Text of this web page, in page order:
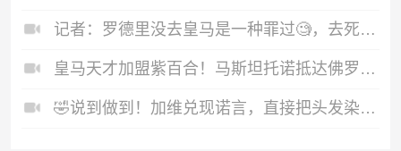
记者：罗德里没去皇马是一种罪过🧐，去死敌巴萨我无法理解
皇马天才加盟紫百合！马斯坦托诺抵达佛罗伦萨，收获球迷狂热追捧
🤣说到做到！加维兑现诺言，直接把头发染成吸睛粉色！